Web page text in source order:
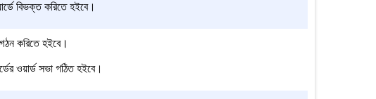
বিভক্ত করিতে হইবে।
করিতে হইবে।
ওয়ার্ড সভা গঠিত হইবে।